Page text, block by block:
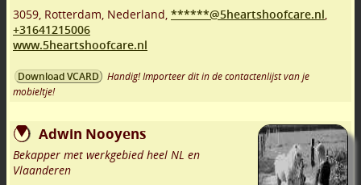
3059, Rotterdam, Nederland, ******@5heartshoofcare.nl,
+31641215006
www.5heartshoofcare.nl
Download VCARD
Handig! Importeer dit in de contactenlijst van je
mobieltje!
Adwin Nooyens
Bekapper met werkgebied heel NL en
Vlaanderen